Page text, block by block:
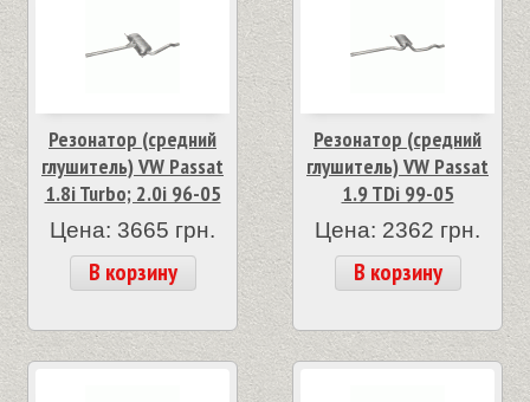
Резонатор (средний
глушитель) VW Passat
1.8i Turbo; 2.0i 96-05
Цена: 3665 грн.
В корзину
Резонатор (средний
глушитель) VW Passat
1.9 TDi 99-05
Цена: 2362 грн.
В корзину